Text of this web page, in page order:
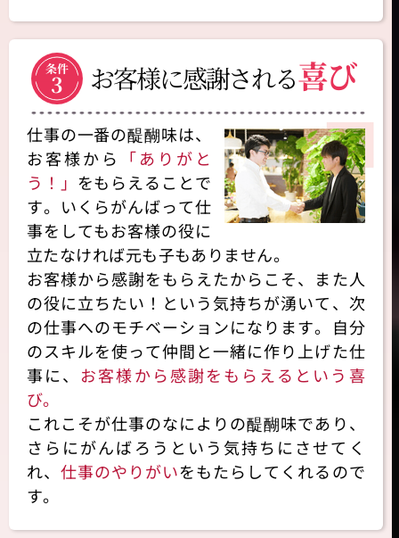
条件
3 お客様に感謝される喜び
仕事の一番の醍醐味は、
お客様から
「ありがと
う！」 をもらえることで
す。いくらがんばって仕
事をしてもお客様の役に
立たなければ元も子もありません。
お客様から感謝をもらえたからこそ、また人
の役に立ちたい！という気持ちが湧いて、次
の仕事へのモチベーションになります。自分
のスキルを使って仲間と一緒に作り上げた仕
事に、 お客様から感謝をもらえるという喜
び。
これこそが仕事のなによりの醍醐味であり、
さらにがんばろうという気持ちにさせてく
れ、仕事のやりがいをもたらしてくれるので
す。